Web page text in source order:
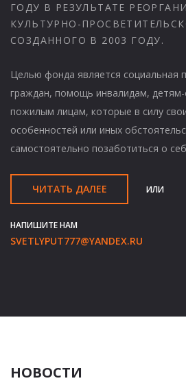
ГОДУ В РЕЗУЛЬТАТЕ
КУЛЬТУРНО-
СОЗДАННОГО В 2003 ГОДУ.
Целью фонда является социальная
граждан, помощь инвалидам,
пожилым лицам, которые в силу
особенностей или иных
самостоятельно позаботиться о
ЧИТАТЬ ДАЛЕЕ ИЛИ
НАПИШИТЕ НАМ
SVETLYPUT777@YANDEX.RU
НОВОСТИ